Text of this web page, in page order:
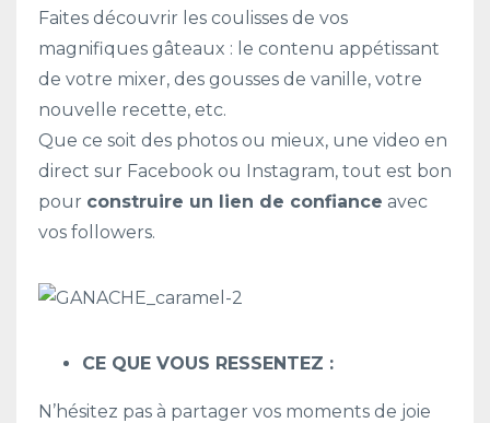
Faites découvrir les coulisses de vos
magnifiques gâteaux : le contenu appétissant
de votre mixer, des gousses de vanille, votre
nouvelle recette, etc.
Que ce soit des photos ou mieux, une video en
direct sur Facebook ou Instagram, tout est bon
pour construire un lien de confiance avec
vos followers.
CE QUE VOUS RESSENTEZ :
N’hésitez pas à partager vos moments de joie